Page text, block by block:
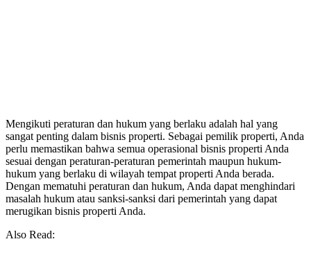
Mengikuti peraturan dan hukum yang berlaku adalah hal yang
sangat penting dalam bisnis properti. Sebagai pemilik properti, Anda
perlu memastikan bahwa semua operasional bisnis properti Anda
sesuai dengan peraturan-peraturan pemerintah maupun hukum-
hukum yang berlaku di wilayah tempat properti Anda berada.
Dengan mematuhi peraturan dan hukum, Anda dapat menghindari
masalah hukum atau sanksi-sanksi dari pemerintah yang dapat
merugikan bisnis properti Anda.
Also Read: